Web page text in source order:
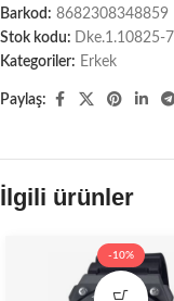
Barkod: 8682308348859
Stok kodu: Dke.1.10825-7
Kategoriler: Erkek
Paylaş:
İlgili ürünler
-10%